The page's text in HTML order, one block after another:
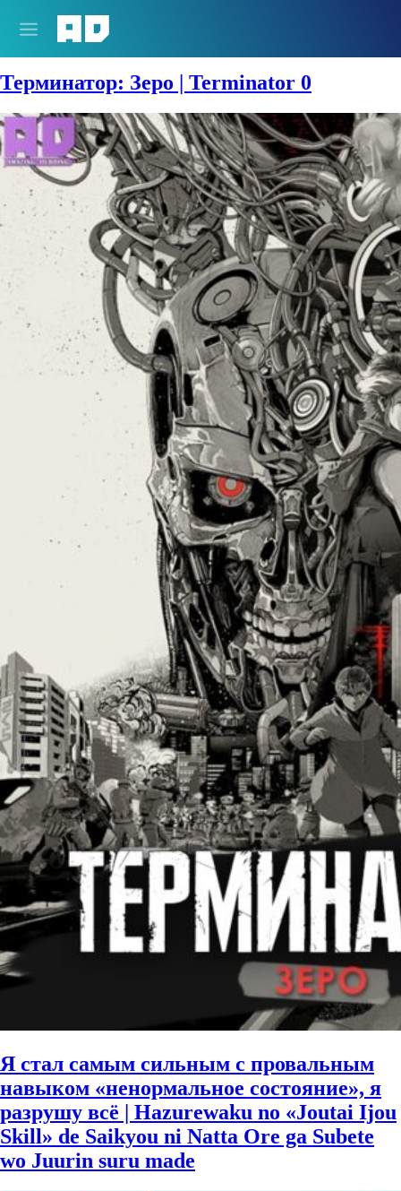
Сезон:Лето 2024
Терминатор: Зеро | Terminator 0
Я стал самым сильным с провальным
навыком «ненормальное состояние», я
разрушу всё | Hazurewaku no «Joutai Ijou
Skill» de Saikyou ni Natta Ore ga Subete
wo Juurin suru made